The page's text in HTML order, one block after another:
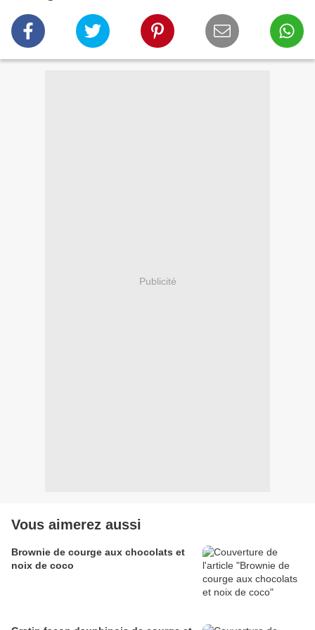
Publicité
Vous aimerez aussi
Brownie de courge aux chocolats et
noix de coco